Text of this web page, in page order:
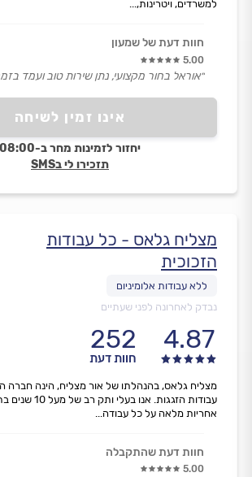
אינו זמין לשיחה
יחזור לזמינות מחר ב-08:00
תזכירו לי בSMS
למשרדים, ויטרינות,...
חוות דעת של שמעון
5.00
״אוראל בחור מקצועי, נתן שירות טוב ועמד
מצליח גלאס - כל עבודות
הזכוכית
נבדק לאחרונה לפני שעתיים
4.87
252
חוות דעת
מצליח גלאס, בהנהלתו של אור מצליח, הינה
עבודות הזגגות. אנו
אחריות מלאה על כל עבודה...
חוות דעת שהתקבלה
5.00